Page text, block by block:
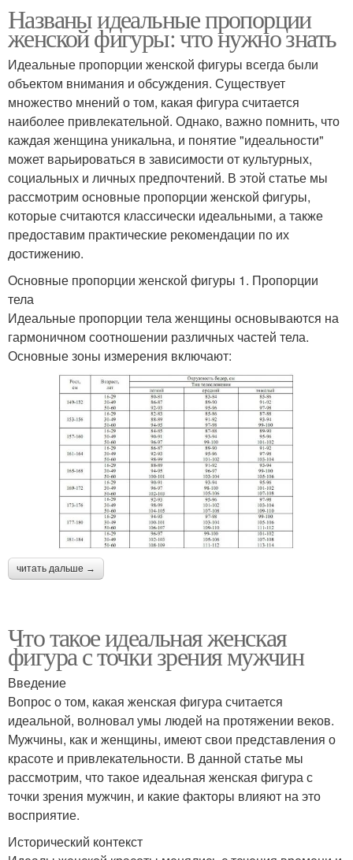
Названы идеальные пропорции
женской фигуры: что нужно знать
Идеальные пропорции женской фигуры всегда были
объектом внимания и обсуждения. Существует
множество мнений о том, какая фигура считается
наиболее привлекательной. Однако, важно помнить, что
каждая женщина уникальна, и понятие "идеальности"
может варьироваться в зависимости от культурных,
социальных и личных предпочтений. В этой статье мы
рассмотрим основные пропорции женской фигуры,
которые считаются классически идеальными, а также
предоставим практические рекомендации по их
достижению.
Основные пропорции женской фигуры 1. Пропорции
тела
Идеальные пропорции тела женщины основываются на
гармоничном соотношении различных частей тела.
Основные зоны измерения включают:
читать дальше →
Что такое идеальная женская
фигура с точки зрения мужчин
Введение
Вопрос о том, какая женская фигура считается
идеальной, волновал умы людей на протяжении веков.
Мужчины, как и женщины, имеют свои представления о
красоте и привлекательности. В данной статье мы
рассмотрим, что такое идеальная женская фигура с
точки зрения мужчин, и какие факторы влияют на это
восприятие.
Исторический контекст